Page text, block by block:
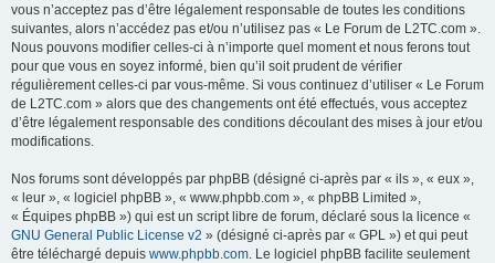
vous n’acceptez pas d’être légalement responsable de toutes les conditions
suivantes, alors n’accédez pas et/ou n’utilisez pas « Le Forum de L2TC.com ».
Nous pouvons modifier celles-ci à n’importe quel moment et nous ferons tout
pour que vous en soyez informé, bien qu’il soit prudent de vérifier
régulièrement celles-ci par vous-même. Si vous continuez d’utiliser « Le Forum
de L2TC.com » alors que des changements ont été effectués, vous acceptez
d’être légalement responsable des conditions découlant des mises à jour et/ou
modifications.
Nos forums sont développés par phpBB (désigné ci-après par « ils », « eux »,
« leur », « logiciel phpBB », « www.phpbb.com », « phpBB Limited »,
« Équipes phpBB ») qui est un script libre de forum, déclaré sous la licence «
GNU General Public License v2 » (désigné ci-après par « GPL ») et qui peut
être téléchargé depuis www.phpbb.com. Le logiciel phpBB facilite seulement